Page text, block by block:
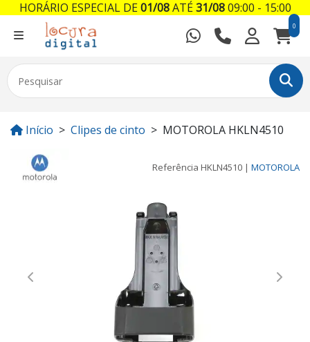
0
Início Clipes de cinto MOTOROLA HKLN4510
Referência HKLN4510 | MOTOROLA
Previous Next
HORÁRIO ESPECIAL DE01/08ATÉ31/0809:00 - 15:00